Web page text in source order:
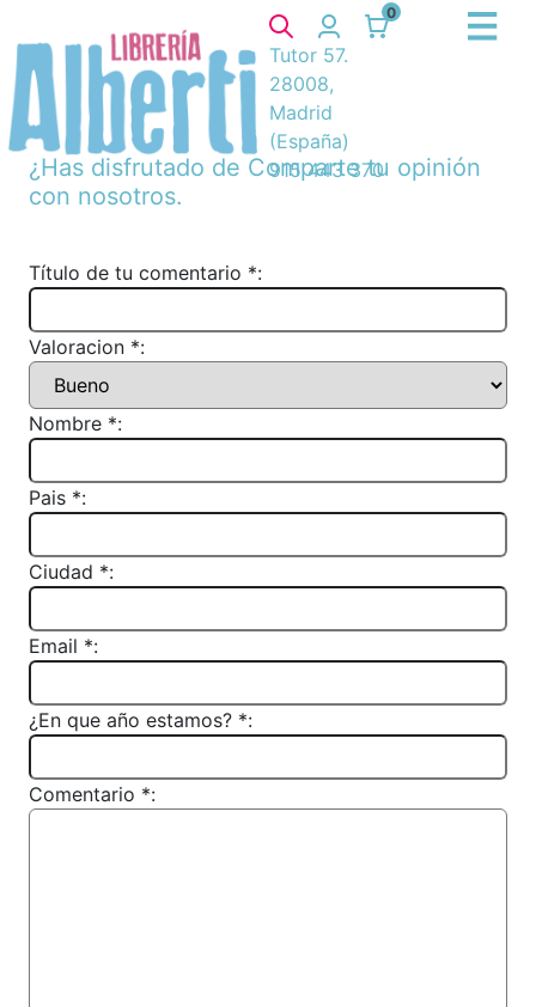
0
Tutor 57.
28008,
Madrid
(España)
915 443 370
¿Has disfrutado de Comparte tu opinión
con nosotros.
Título de tu comentario *:
Valoracion *:
Nombre *:
Pais *:
Ciudad *:
Email *:
¿En que año estamos? *:
Comentario *: